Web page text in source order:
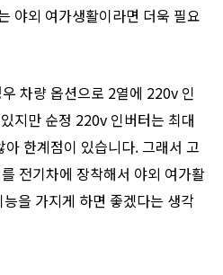
야외 여가생활이라면 더욱 필요
차량 옵션으로 2열에 220v 인
지만 순정 220v 인버터는 최대
한계점이 있습니다. 그래서 고
전기차에 장착해서 야외 여가활
을 가지게 하면 좋겠다는 생각